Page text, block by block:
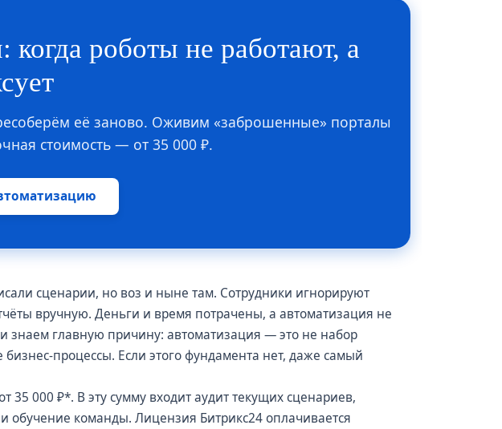
роботы не работают, а
её заново. Оживим «заброшенные» порталы
стоимость — от 35 000 ₽.
сценарии, но воз и ныне там. Сотрудники игнорируют
вручную. Деньги и время потрачены, а автоматизация не
знаем главную причину: автоматизация — это не набор
процессы. Если этого фундамента нет, даже самый
000 ₽*. В эту сумму входит аудит текущих сценариев,
обучение команды. Лицензия Битрикс24 оплачивается